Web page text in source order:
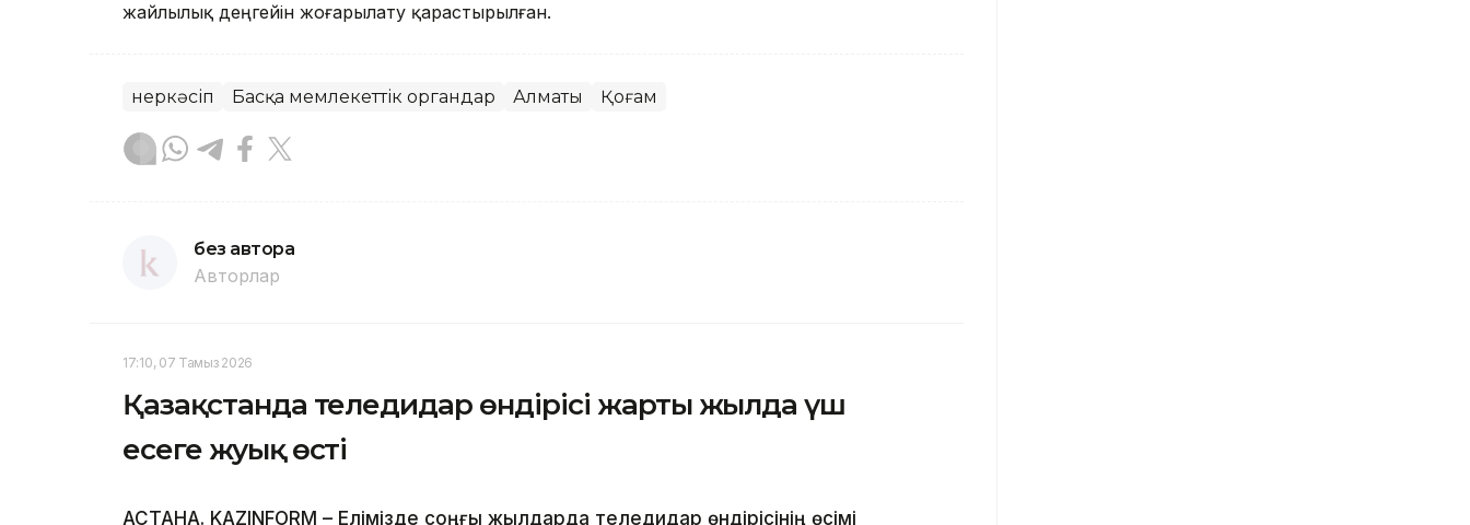
жайлылық деңгейін жоғарылату қарастырылған.
Өнеркәсіп Басқа мемлекеттік органдар Алматы Қоғам
без автора
Авторлар
17:10, 07 Тамыз 2026
Қазақстанда теледидар өндірісі жарты жылда үш
есеге жуық өсті
АСТАНА. KAZINFORM – Елімізде соңғы жылдарда теледидар өндірісінің өсімі